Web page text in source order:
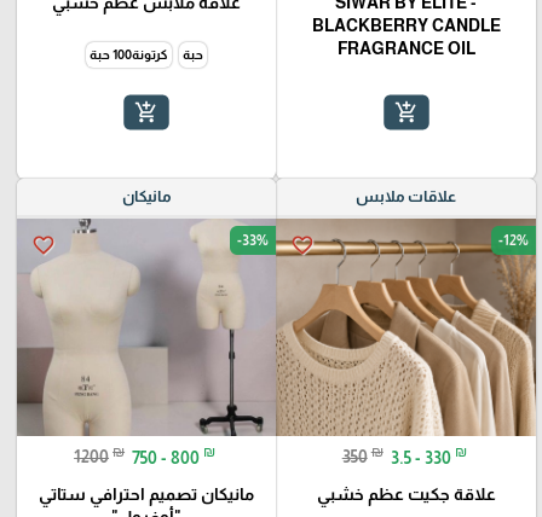
BLACKBERRY CANDLE
FRAGRANCE OIL
add_shopping_cart
حبة كرتونة100 حبة
add_shopping_cart
علاقات ملابس
favorite_border -12%
350 ₪ 3.5 - 330 ₪
علاقة جكيت عظم خشبي
مانيكان
favorite_border -33%
1200 ₪ 750 - 800 ₪
مانيكان تصميم احترافي ستاتي